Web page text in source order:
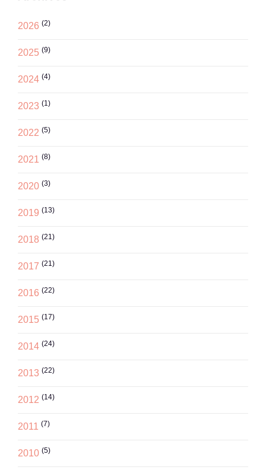
2026 (2)
2025 (9)
2024 (4)
2023 (1)
2022 (5)
2021 (8)
2020 (3)
2019 (13)
2018 (21)
2017 (21)
2016 (22)
2015 (17)
2014 (24)
2013 (22)
2012 (14)
2011 (7)
2010 (5)